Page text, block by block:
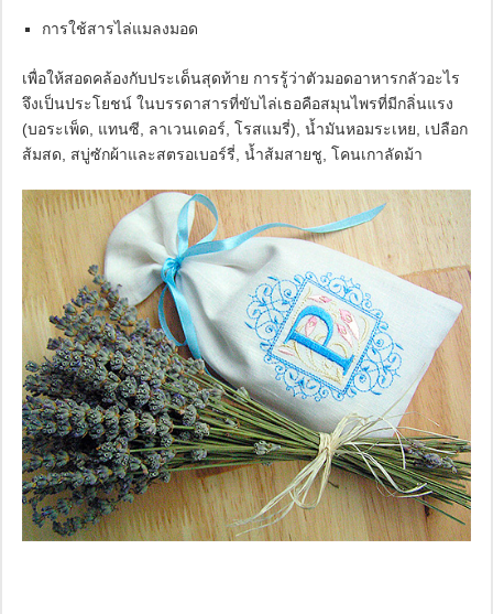
การใช้สารไล่แมลงมอด
เพื่อให้สอดคล้องกับประเด็นสุดท้าย การรู้ว่าตัวมอดอาหารกลัวอะไร
จึงเป็นประโยชน์ ในบรรดาสารที่ขับไล่เธอคือสมุนไพรที่มีกลิ่นแรง
(บอระเพ็ด, แทนซี, ลาเวนเดอร์, โรสแมรี่), น้ำมันหอมระเหย, เปลือก
ส้มสด, สบู่ซักผ้าและสตรอเบอร์รี่, น้ำส้มสายชู, โคนเกาลัดม้า